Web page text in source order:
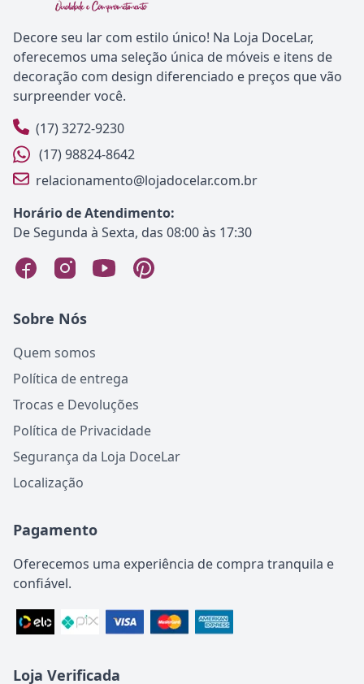
Decore seu lar com estilo único! Na Loja DoceLar,
oferecemos uma seleção única de móveis e itens de
decoração com design diferenciado e preços que vão
surpreender você.
(17) 3272-9230
(17) 98824-8642
relacionamento@lojadocelar.com.br
Horário de Atendimento:
De Segunda à Sexta, das 08:00 às 17:30
Sobre Nós
Quem somos
Política de entrega
Trocas e Devoluções
Política de Privacidade
Segurança da Loja DoceLar
Localização
Pagamento
Oferecemos uma experiência de compra tranquila e
confiável.
Loja Verificada